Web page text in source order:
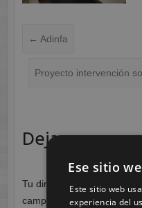
← Adinfa
Proyecto intervención
Deja una
Tu dirección de correo
campos obligatorios
Ese sitio
Este sitio web
experiencia del